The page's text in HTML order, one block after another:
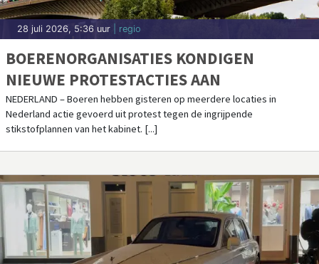
28 juli 2026, 5:36 uur | regio
BOERENORGANISATIES KONDIGEN
NIEUWE PROTESTACTIES AAN
NEDERLAND – Boeren hebben gisteren op meerdere locaties in
Nederland actie gevoerd uit protest tegen de ingrijpende
stikstofplannen van het kabinet. [...]